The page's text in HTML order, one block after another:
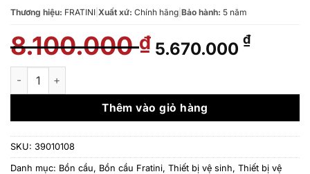
Thương hiệu: FRATINI Xuất xứ: Chính hãng Bảo hành: 5 năm
8.100.000₫ Giá
gốc
8.100.000 ₫.
5.670.000 ₫Giá
là:
Bồn cầu liền khối Fratini Verona 39010108 số lượng
Thêm vào giỏ hàng
SKU: 39010108
Danh mục: Bồn cầu, Bồn cầu Fratini, Thiết bị vệ sinh, Thiết bị vệ